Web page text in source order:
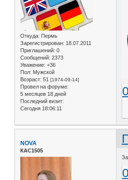
Откуда: Пермь
Зарегистрирован: 18.07.2011
Приглашений: 0
Сообщений: 2373
Уважение: +36
Пол: Мужской
Возраст: 51 [1974-09-14]
Провел на форуме:
5 месяцев 18 дней
Последний визит:
Сегодня 18:06:11
0
NOVA
КАС1505
0